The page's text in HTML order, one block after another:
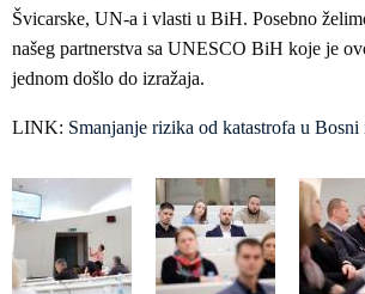
Švicarske, UN-a i vlasti u BiH. Posebno
našeg partnerstva sa UNESCO BiH koje je
jednom došlo do izražaja.
LINK: Smanjanje rizika od katastrofa u